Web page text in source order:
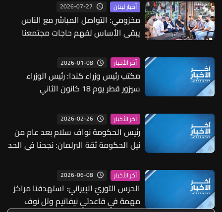
أخبار لبنان 2026-07-27
مخزومي: التواصل المباشر مع الناس
يبقى الأساس لفهم حاجات مجتمعنا
آخر الأخبار 2026-01-08
مكتب رئيس وزراء كندا: رئيس الوزراء
سيزور قطر يوم 18 كانون الثاني
آخر الأخبار 2026-02-26
رئيس الحكومة نواف سلام بعد عام من
نيل الحكومة ثقة البرلمان: نجحنا في الحد
جديدة ونحن حكومة تأسيسية لاعادة بناء
الدولة وكنا نتمنى أن ننجز أكثر من ذلك
آخر الأخبار 2026-06-08
الحرس الثوريّ الإيرانيّ: استهدفنا مراكز
مهمة في قاعدتي نيفاتيم وتل نوف